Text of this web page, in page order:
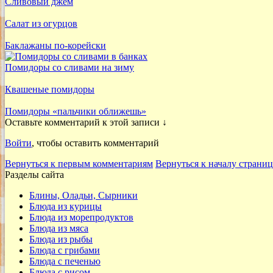
Салат из огурцов
Баклажаны по-корейски
Помидоры со сливами на зиму
Квашеные помидоры
Помидоры «пальчики оближешь»
Оставьте комментарий к этой записи ↓
Войти, чтобы оставить комментарий
Вернуться к первым комментариям Вернуться к началу
Разделы сайта
Блины, Оладьи, Сырники
Блюда из курицы
Блюда из морепродуктов
Блюда из мяса
Блюда из рыбы
Блюда с грибами
Блюда с печенью